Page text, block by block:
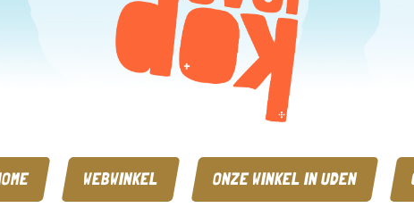
WEBWINKEL ONZE WINKEL IN UDEN